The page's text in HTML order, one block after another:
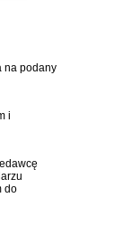
na podany
i
do